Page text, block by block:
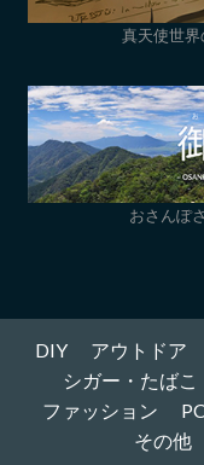
真天使世界
おさんぽ
DIY アウトドア
シガー・たばこ
ファッション
その他